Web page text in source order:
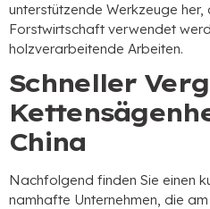
unterstützende Werkzeuge
Forstwirtschaft verwendet
holzverarbeitende Arbeiten.
Schneller
China
Nachfolgend finden Sie einen
namhafte Unternehmen, die